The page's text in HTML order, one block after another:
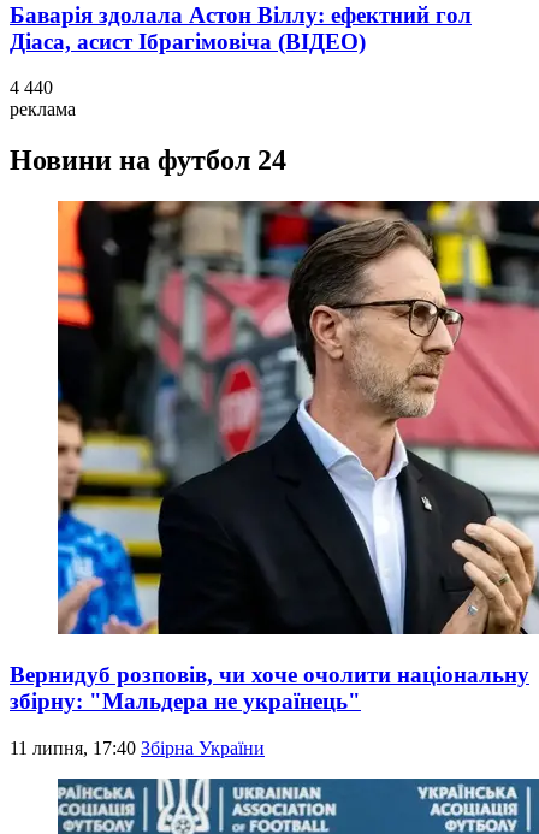
Баварія здолала Астон Віллу: ефектний гол
Діаса, асист Ібрагімовіча (ВІДЕО)
4 440
реклама
Новини на футбол 24
Вернидуб розповів, чи хоче очолити національну
збірну: "Мальдера не українець"
11 липня, 17:40 Збірна України